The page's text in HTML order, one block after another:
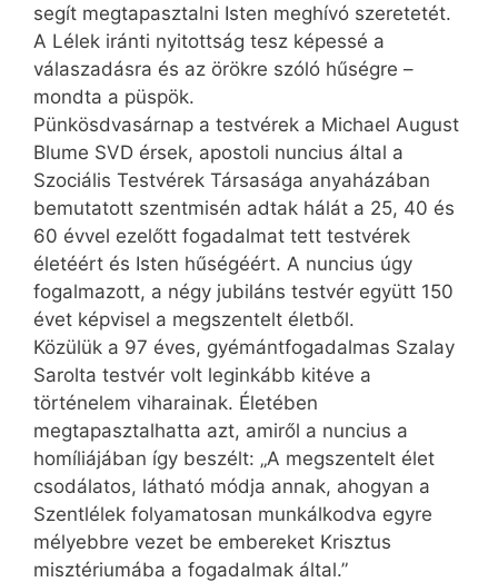
segít megtapasztalni Isten meghívó szeretetét.
A Lélek iránti nyitottság tesz képessé a
válaszadásra és az örökre szóló hűségre –
mondta a püspök.
Pünkösdvasárnap a testvérek a Michael August
Blume SVD érsek, apostoli nuncius által a
Szociális Testvérek Társasága anyaházában
bemutatott szentmisén adtak hálát a 25, 40 és
60 évvel ezelőtt fogadalmat tett testvérek
életéért és Isten hűségéért. A nuncius úgy
fogalmazott, a négy jubiláns testvér együtt 150
évet képvisel a megszentelt életből.
Közülük a 97 éves, gyémántfogadalmas Szalay
Sarolta testvér volt leginkább kitéve a
történelem viharainak. Életében
megtapasztalhatta azt, amiről a nuncius a
homíliájában így beszélt: „A megszentelt élet
csodálatos, látható módja annak, ahogyan a
Szentlélek folyamatosan munkálkodva egyre
mélyebbre vezet be embereket Krisztus
misztériumába a fogadalmak által.”